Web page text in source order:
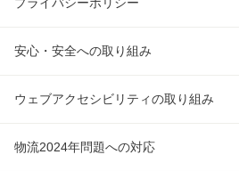
プライバシーポリシー
安心・安全への取り組み
ウェブアクセシビリティの取り組み
物流2024年問題への対応